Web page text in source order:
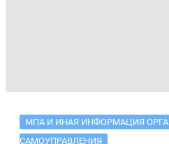
МПА И ИНАЯ ИНФОРМАЦИЯ
САМОУПРАВЛЕНИЯ